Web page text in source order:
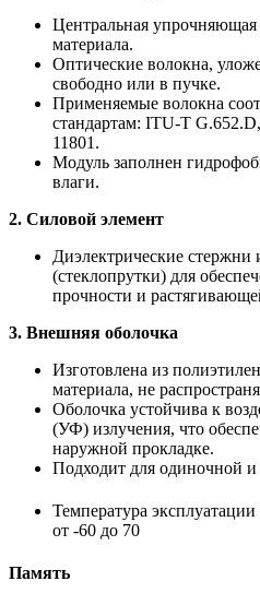
Центральная
материала.
Оптические волокна,
свободно или в пучке.
Применяемые волокна
стандартам: ITU-T
11801.
Модуль заполнен
влаги.
2. Силовой элемент
Диэлектрические стержни
(стеклопрутки) для
прочности и
3. Внешняя оболочка
Изготовлена из
материала, не
Оболочка устойчива к
(УФ) излучения, что
наружной прокладке.
Подходит для одиночной
Температура эксплуатации
от -60 до 70
Память